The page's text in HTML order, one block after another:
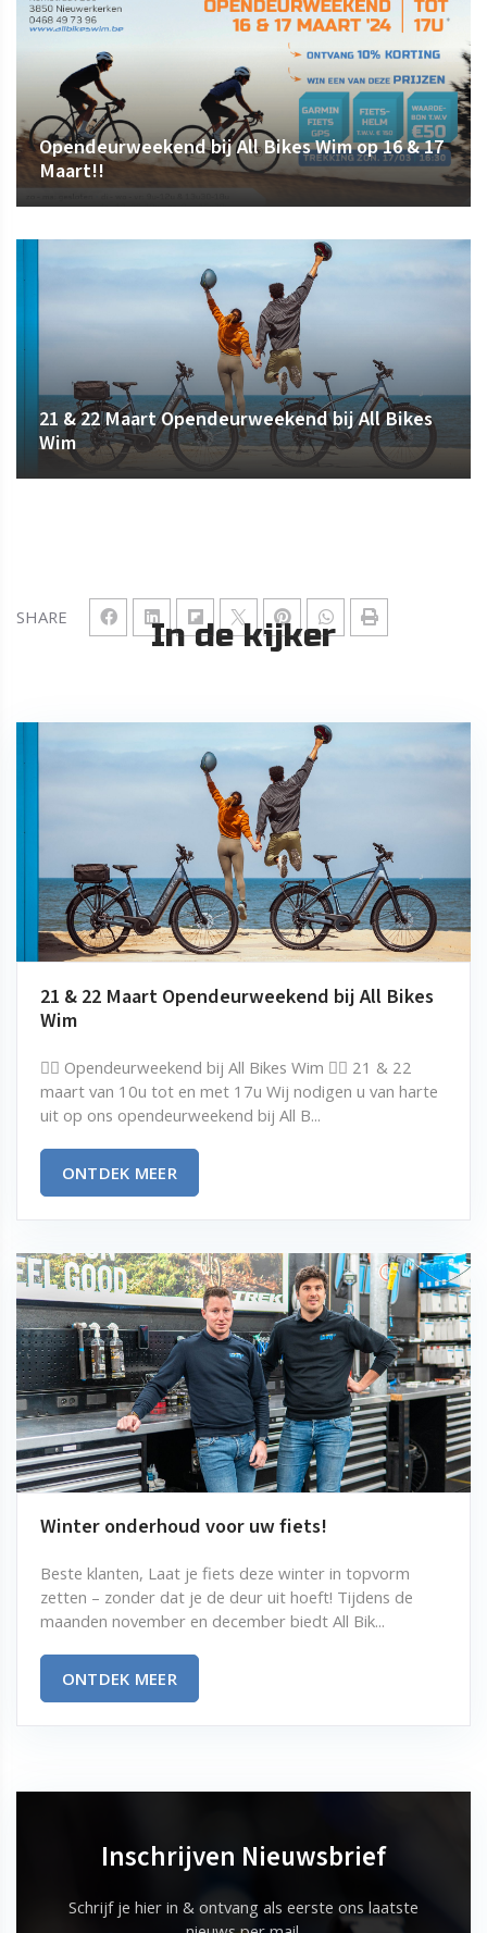
SHARE
Opendeurweekend bij All Bikes Wim op 16 & 17
Maart!!
21 & 22 Maart Opendeurweekend bij All Bikes
Wim
In de kijker
21 & 22 Maart Opendeurweekend bij All Bikes
Wim
🚴‍♂️ Opendeurweekend bij All Bikes Wim 🚴‍♀️ 21 & 22
maart van 10u tot en met 17u Wij nodigen u van harte
uit op ons opendeurweekend bij All B...
ONTDEK MEER
Winter onderhoud voor uw fiets!
Beste klanten, Laat je fiets deze winter in topvorm
zetten – zonder dat je de deur uit hoeft! Tijdens de
maanden november en december biedt All Bik...
ONTDEK MEER
Inschrijven Nieuwsbrief
Schrijf je hier in & ontvang als eerste ons laatste